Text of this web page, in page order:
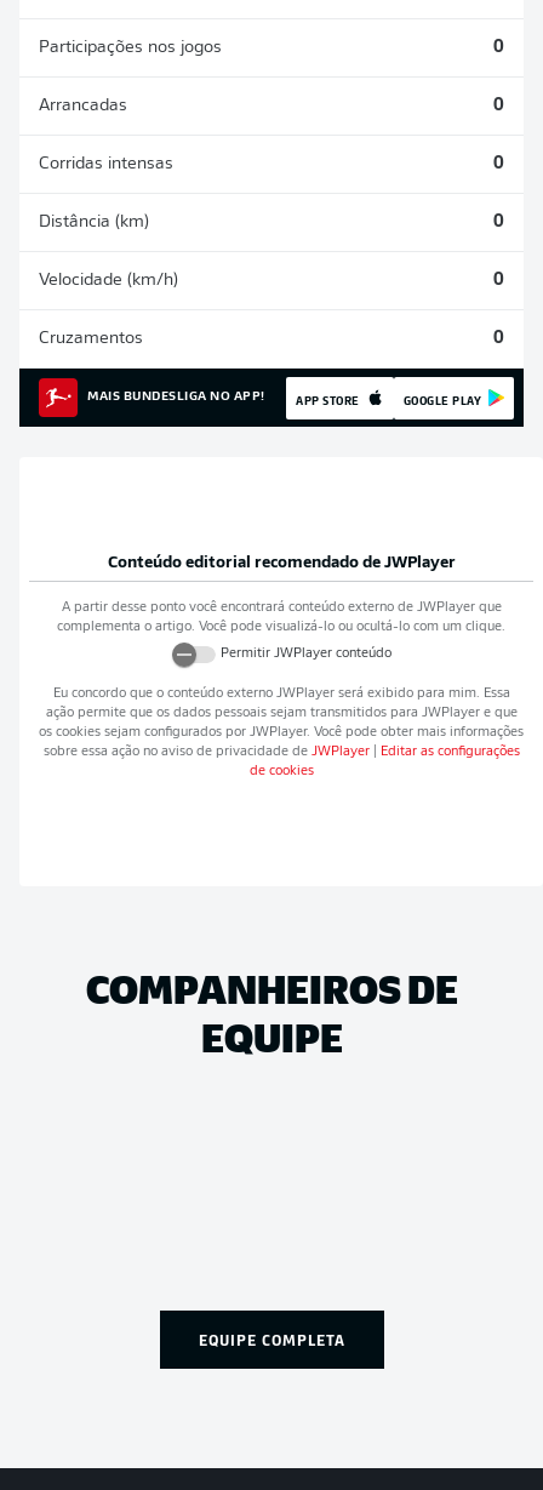
Participações nos jogos 0
Arrancadas 0
Corridas intensas 0
Distância (km) 0
Velocidade (km/h) 0
Cruzamentos 0
MAIS BUNDESLIGA NO APP! APP STORE GOOGLE PLAY
Conteúdo editorial recomendado de JWPlayer
A partir desse ponto você encontrará conteúdo externo de JWPlayerque
complementa o artigo. Você pode visualizá-lo ou ocultá-lo com um clique.
Permitir JWPlayerconteúdo
Eu concordo que o conteúdo externo JWPlayerserá exibido para mim. Essa
ação permite que os dados pessoais sejam transmitidos para JWPlayere que
os cookies sejam configurados por JWPlayer. Você pode obter mais informações
sobre essa ação no aviso de privacidade de JWPlayer
Editar as configurações
de cookies
COMPANHEIROS DE
EQUIPE
EQUIPE COMPLETA